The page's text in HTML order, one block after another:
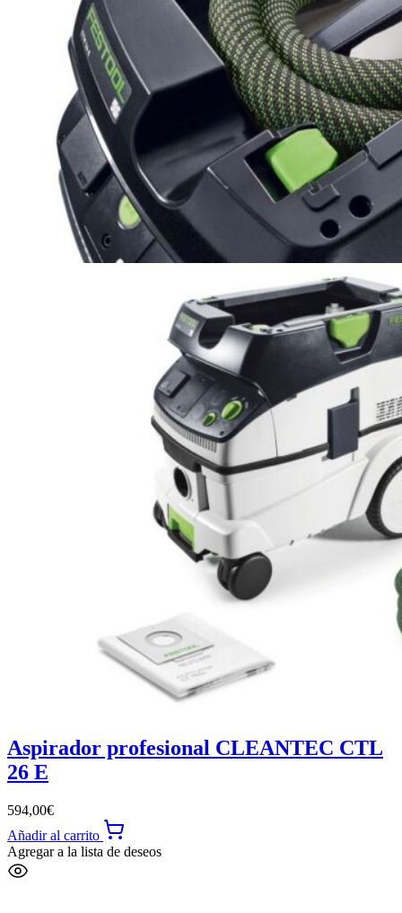
Aspirador profesional CLEANTEC CTL
26 E
594,00€
Añadir al carrito
Agregar a la lista de deseos